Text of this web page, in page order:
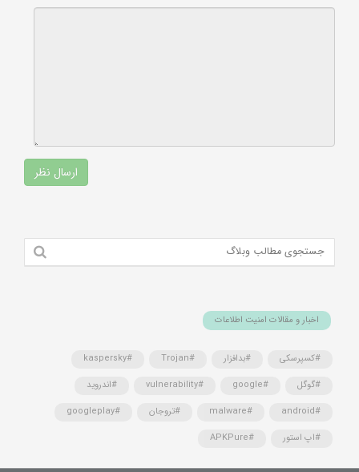
اخبار و مقالات امنیت اطلاعات
#کسپرسکی #بدافزار #Trojan
#kaspersky
#گوگل
#google
#vulnerability
#اندروید
#android
#malware #تروجان
#googleplay
#اپ استور
#APKPure